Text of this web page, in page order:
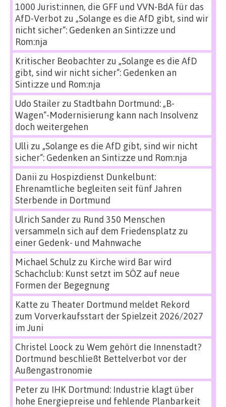
1000 Jurist:innen, die GFF und VVN-BdA für das
AfD-Verbot zu „Solange es die AfD gibt, sind wir
nicht sicher“: Gedenken an Sinti:zze und
Rom:nja
Kritischer Beobachterzu „Solange es die AfD
gibt, sind wir nicht sicher“: Gedenken an
Sinti:zze und Rom:nja
Udo Stailerzu Stadtbahn Dortmund: „B-
Wagen“-Modernisierung kann nach Insolvenz
doch weitergehen
Ulli zu „Solange es die AfD gibt, sind wir nicht
sicher“: Gedenken an Sinti:zze und Rom:nja
Danii zu Hospizdienst Dunkelbunt:
Ehrenamtliche begleiten seit fünf Jahren
Sterbende in Dortmund
Ulrich Sanderzu Rund 350 Menschen
versammeln sich auf dem Friedensplatz zu
einer Gedenk- und Mahnwache
Michael Schulz zu Kirche wird Bar wird
Schachclub: Kunst setzt im SÖZ auf neue
Formen der Begegnung
Katte zu Theater Dortmund meldet Rekord
zum Vorverkaufsstart der Spielzeit 2026/2027
im Juni
Christel Loock zu Wem gehört die Innenstadt?
Dortmund beschließt Bettelverbot vor der
Außengastronomie
Peterzu IHK Dortmund: Industrie klagt über
hohe Energiepreise und fehlende Planbarkeit